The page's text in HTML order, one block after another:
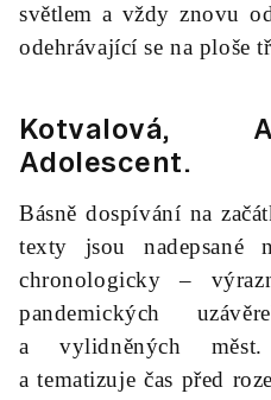
světlem a vždy znovu
odehrávající se na ploše
Kotvalová,
Adolescent.
Básně dospívání na
texty jsou nadepsané
chronologicky –
pandemických
a vylidněných
a tematizuje čas před